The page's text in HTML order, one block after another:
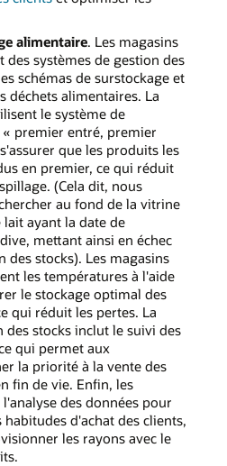
alimentaire. Les magasins
systèmes de gestion des
schémas de surstockage et
déchets alimentaires. La
le système de
premier entré, premier
que les produits les
en premier, ce qui réduit
(Cela dit, nous
au fond de la vitrine
ayant la date de
mettant ainsi en échec
des stocks). Les magasins
les températures à l'aide
le stockage optimal des
qui réduit les pertes. La
stocks inclut le suivi des
qui permet aux
la priorité à la vente des
fin de vie. Enfin, les
des données pour
d'achat des clients,
les rayons avec le